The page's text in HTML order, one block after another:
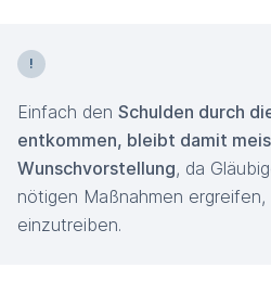
Einfach den Schulden durch
entkommen, bleibt damit
Wunschvorstellung, da
nötigen Maßnahmen
einzutreiben.